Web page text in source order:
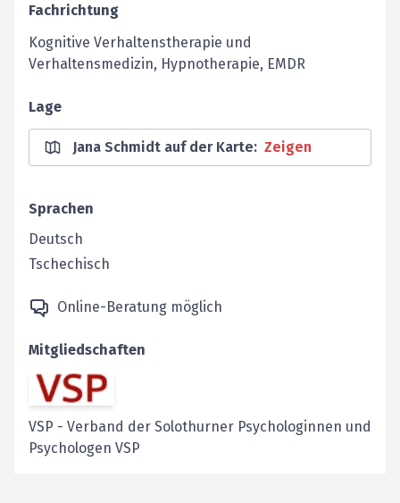
Fachrichtung
Kognitive Verhaltenstherapie und
Verhaltensmedizin, Hypnotherapie, EMDR
Lage
Jana Schmidt auf der Karte: Zeigen
Sprachen
Deutsch
Tschechisch
Online-Beratung möglich
Mitgliedschaften
VSP - Verband der Solothurner Psychologinnen und
Psychologen VSP